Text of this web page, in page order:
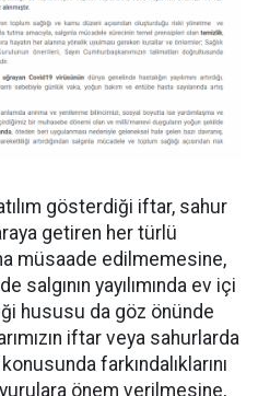
gösterdiği iftar, sahur
getiren her türlü
müsaade edilmemesine,
salgının yayılımında ev içi
hususu da göz önünde
iftar veya sahurlarda
farkındalıklarını
önem verilmesine,